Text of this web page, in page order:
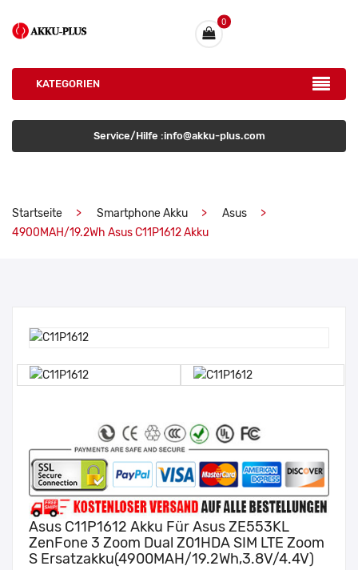
0
KATEGORIEN
Service/Hilfe :info@akku-plus.com
Startseite Smartphone Akku
Asus
4900MAH/19.2Wh Asus C11P1612 Akku
Asus C11P1612 Akku Für Asus ZE553KL
ZenFone 3 Zoom Dual Z01HDA SIM LTE Zoom
S Ersatzakku(4900MAH/19.2Wh,3.8V/4.4V)